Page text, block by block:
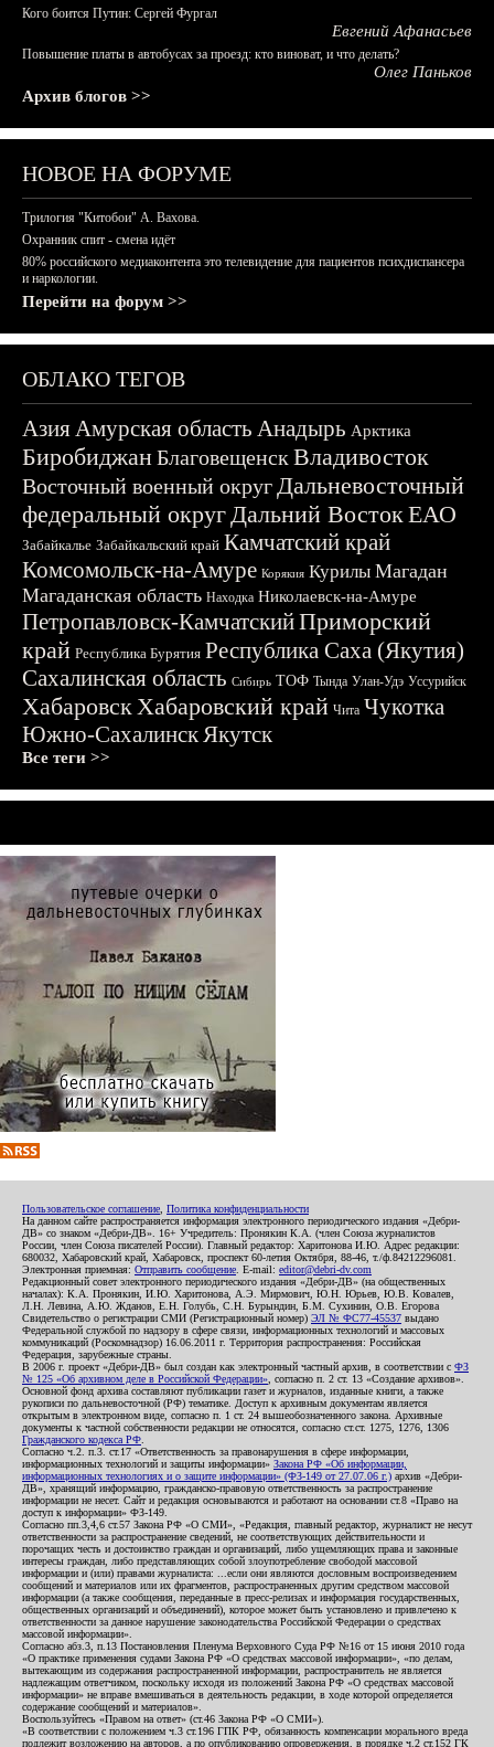
Кого боится Путин: Сергей Фургал
Евгений Афанасьев
Повышение платы в автобусах за проезд: кто виноват, и что делать?
Олег Паньков
Архив блогов >>
НОВОЕ НА ФОРУМЕ
Трилогия "Китобои" А. Вахова.
Охранник спит - смена идёт
80% российского медиаконтента это телевидение для пациентов психдиспансера
и наркологии.
Перейти на форум >>
ОБЛАКО ТЕГОВ
АзияАмурская область Анадырь Арктика
БиробиджанБлаговещенскВладивосток
Восточный военный округДальневосточный
федеральный округДальний ВостокЕАО
Забайкалье Забайкальский край Камчатский край
Комсомольск-на-Амуре Корякия Курилы Магадан
Магаданская область Находка Николаевск-на-Амуре
Петропавловск-КамчатскийПриморский
край Республика Бурятия Республика Саха (Якутия)
Сахалинская область Сибирь ТОФ Тында Улан-Удэ Уссурийск
ХабаровскХабаровский край Чита Чукотка
Южно-СахалинскЯкутск
Все теги >>
Пользовательское соглашение Политика конфиденциальности
На данном сайте распространяется информация электронного периодического издания «Дебри-
ДВ» со знаком «Дебри-ДВ». 16+ Учредитель: Пронякин К.А. (член Союза журналистов
России, член Союза писателей России). Главный редактор: Харитонова И.Ю. Адрес редакции:
680032, Хабаровский край, Хабаровск, проспект 60-летия Октября, 88-46, т./ф.84212296081.
Электронная приемная: Отправить сообщение . E-mail: editor@debri-dv.com
Редакционный совет электронного периодического издания «Дебри-ДВ» (на общественных
началах): К.А. Пронякин, И.Ю. Харитонова, А.Э. Мирмович, Ю.Н. Юрьев, Ю.В. Ковалев,
Л.Н. Левина, А.Ю. Жданов, Е.Н. Голубь, С.Н. Бурындин, Б.М. Сухинин, О.В. Егорова
Свидетельство о регистрации СМИ (Регистрационный номер) ЭЛ № ФС77-45537 выдано
Федеральной службой по надзору в сфере связи, информационных технологий и массовых
коммуникаций (Роскомнадзор) 16.06.2011 г. Территория распространения: Российская
Федерация, зарубежные страны.
В 2006 г. проект «Дебри-ДВ» был создан как электронный частный архив, в соответствии с ФЗ
№ 125 «Об архивном деле в Российской Федерации» , согласно п. 2 ст. 13 «Создание архивов».
Основной фонд архива составляют публикации газет и журналов, изданные книги, а также
рукописи по дальневосточной (РФ) тематике. Доступ к архивным документам является
открытым в электронном виде, согласно п. 1 ст. 24 вышеобозначенного закона. Архивные
документы к частной собственности редакции не относятся, согласно ст.ст. 1275, 1276, 1306
Гражданского кодекса РФ
Согласно ч.2. п.3. ст.17 «Ответственность за правонарушения в сфере информации,
информационных технологий и защиты информации» Закона РФ «Об информации,
информационных технологиях и о защите информации» (ФЗ-149 от 27.07.06 г.) архив «Дебри-
ДВ», хранящий информацию, гражданско-правовую ответственность за распространение
информации не несет. Сайт и редакция основываются и работают на основании ст.8 «Право на
доступ к информации» ФЗ-149.
Согласно пп.3,4,6 ст.57 Закона РФ «О СМИ», «Редакция, главный редактор, журналист не несут
ответственности за распространение сведений, не соответствующих действительности и
порочащих честь и достоинство граждан и организаций, либо ущемляющих права и законные
интересы граждан, либо представляющих собой злоупотребление свободой массовой
информации и (или) правами журналиста: ...если они являются дословным воспроизведением
сообщений и материалов или их фрагментов, распространенных другим средством массовой
информации (а также сообщения, переданные в пресс-релизах и информация государственных,
общественных организаций и объединений), которое может быть установлено и привлечено к
ответственности за данное нарушение законодательства Российской Федерации о средствах
массовой информации».
Согласно абз.3, п.13 Постановления Пленума Верховного Суда РФ №16 от 15 июня 2010 года
«О практике применения судами Закона РФ «О средствах массовой информации», «по делам,
вытекающим из содержания распространенной информации, распространитель не является
надлежащим ответчиком, поскольку исходя из положений Закона РФ «О средствах массовой
информации» не вправе вмешиваться в деятельность редакции, в ходе которой определяется
содержание сообщений и материалов».
Воспользуйтесь «Правом на ответ» (ст.46 Закона РФ «О СМИ»).
«В соответствии с положением ч.3 ст.196 ГПК РФ, обязанность компенсации морального вреда
подлежит возложению на авторов, а по опубликованию опровержения, в порядке ч.2 ст.152 ГК